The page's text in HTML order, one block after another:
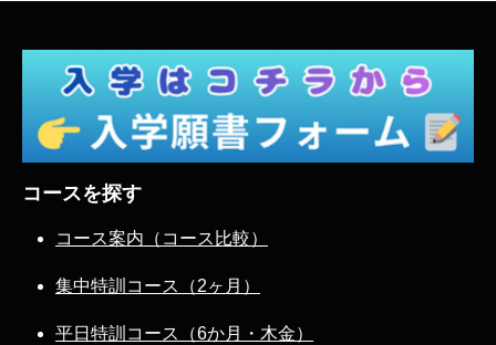
コースを探す
コース案内（コース比較）
集中特訓コース（2ヶ月）
平日特訓コース（6か月・木金）